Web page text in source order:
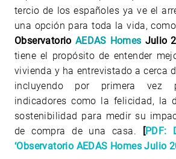
tercio de los españoles ya ve el
una opción para toda la vida,
Observatorio AEDAS Homes Julio
tiene el propósito de entender
vivienda y ha entrevistado a cerca
incluyendo por primera vez
indicadores como la felicidad, la
sostenibilidad para medir su
de compra de una casa.
[PDF:
‘Observatorio AEDAS Homes Julio